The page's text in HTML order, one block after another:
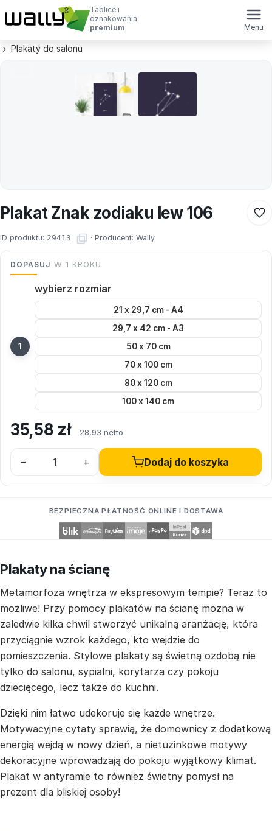
Tablice i
oznakowania
premium
Menu
Plakaty do salonu
Plakat Znak zodiaku lew 106
ID produktu: 29413 · Producent: Wally
DOPASUJ W 1 KROKU
wybierz rozmiar
21 x 29,7 cm - A4
29,7 x 42 cm - A3
50 x 70 cm
70 x 100 cm
80 x 120 cm
100 x 140 cm
35,58 zł 28,93 netto
– + Dodaj do koszyka
BEZPIECZNA PŁATNOŚĆ ONLINE I DOSTAWA
Plakaty na ścianę
Metamorfoza wnętrza w ekspresowym tempie? Teraz to
możliwe! Przy pomocy plakatów na ścianę można w
zaledwie kilka chwil stworzyć unikalną aranżację, która
przyciągnie wzrok każdego, kto wejdzie do
pomieszczenia. Stylowe plakaty są świetną ozdobą nie
tylko do salonu, sypialni, korytarza czy pokoju
dziecięcego, lecz także do kuchni.
Dzięki nim łatwo udekoruje się każde wnętrze.
Motywacyjne cytaty sprawią, że domownicy z dodatkową
energią wejdą w nowy dzień, a nietuzinkowe motywy
dekoracyjne wprowadzają do pokoju wyjątkowy klimat.
Plakat w antyramie to również świetny pomysł na
prezent dla bliskiej osoby!